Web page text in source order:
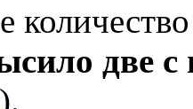
две
).